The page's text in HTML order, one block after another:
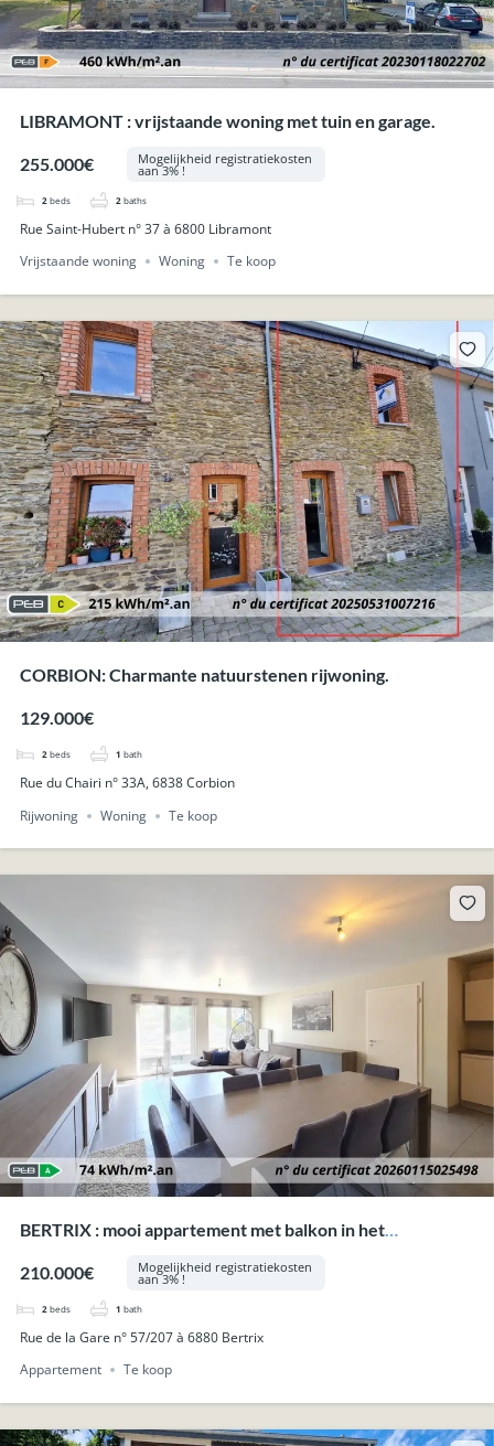
LIBRAMONT : vrijstaande woning met tuin en garage.
255.000€ Mogelijkheid registratiekosten
aan 3% !
2 beds 2 baths
Rue Saint-Hubert n° 37 à 6800 Libramont
Vrijstaande woning
Woning Te koop
CORBION: Charmante natuurstenen rijwoning.
129.000€
2 beds 1 bath
Rue du Chairi n° 33A, 6838 Corbion
Rijwoning
Woning Te koop
BERTRIX : mooi appartement met balkon in het
210.000€
Mogelijkheid registratiekosten
aan 3% !
2 beds 1 bath
Rue de la Gare n° 57/207 à 6880 Bertrix
Appartement
Te koop